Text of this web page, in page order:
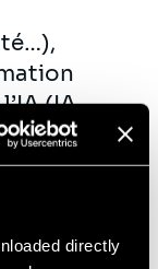
directly
(IA
des
place la